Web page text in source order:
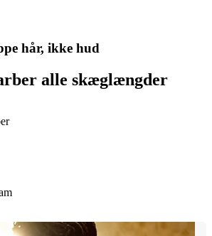
hår, ikke hud
alle skæglængder